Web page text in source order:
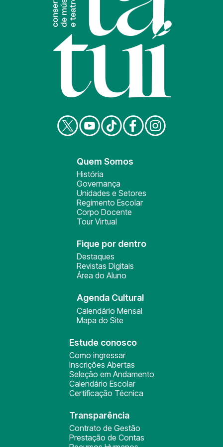
Quem Somos
História
Governança
Unidades e Setores
Regimento Escolar
Corpo Docente
Tour Virtual
Fique por dentro
Destaques
Revistas Digitais
Área do Aluno
Agenda Cultural
Calendário Mensal
Mapa do Site
Estude conosco
Como ingressar
Inscrições Abertas
Seleção em Andamento
Calendário Escolar
Certificação Técnica
Transparência
Contrato de Gestão
Prestação de Contas